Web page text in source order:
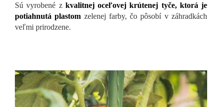
Sú vyrobené z kvalitnej oceľovej krútenej tyče, ktorá je
potiahnutá plastom zelenej farby, čo pôsobí v záhradkách
veľmi prirodzene.